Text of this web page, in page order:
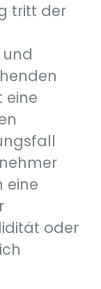
tritt der
eine
eine
oder